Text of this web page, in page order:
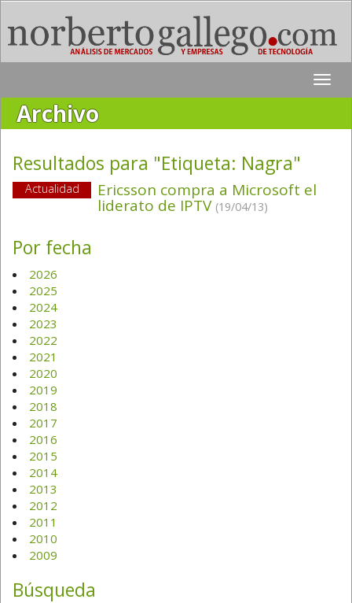
Toggle
Archivo
Resultados para "Etiqueta: Nagra"
Actualidad Ericsson compra a Microsoft el
liderato de IPTV (19/04/13)
Por fecha
2026
2025
2024
2023
2022
2021
2020
2019
2018
2017
2016
2015
2014
2013
2012
2011
2010
2009
Búsqueda